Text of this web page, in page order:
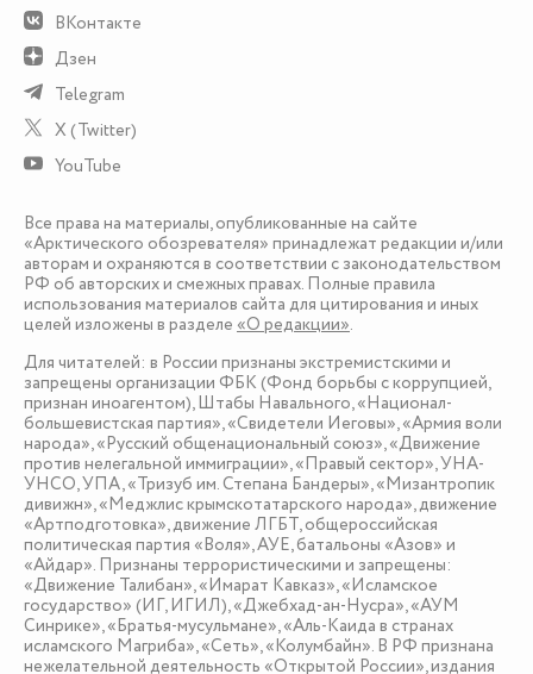
ВКонтакте
Дзен
Telegram
X (Twitter)
YouTube
Все права на материалы, опубликованные на сайте
«Арктического обозревателя» принадлежат редакции и/или
авторам и охраняются в соответствии с законодательством
РФ об авторских и смежных правах. Полные правила
использования материалов сайта для цитирования и иных
целей изложены в разделе «О редакции».
Для читателей: в России признаны экстремистскими и
запрещены организации ФБК (Фонд борьбы с коррупцией,
признан иноагентом), Штабы Навального, «Национал-
большевистская партия», «Свидетели Иеговы», «Армия воли
народа», «Русский общенациональный союз», «Движение
против нелегальной иммиграции», «Правый сектор», УНА-
УНСО, УПА, «Тризуб им. Степана Бандеры», «Мизантропик
дивижн», «Меджлис крымскотатарского народа», движение
«Артподготовка», движение ЛГБТ, общероссийская
политическая партия «Воля», АУЕ, батальоны «Азов» и
«Айдар». Признаны террористическими и запрещены:
«Движение Талибан», «Имарат Кавказ», «Исламское
государство» (ИГ, ИГИЛ), «Джебхад-ан-Нусра», «АУМ
Синрике», «Братья-мусульмане», «Аль-Каида в странах
исламского Магриба», «Сеть», «Колумбайн». В РФ признана
нежелательной деятельность «Открытой России», издания